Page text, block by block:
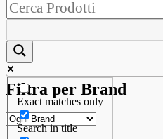
Exact matches only
Search in title
Filtra per Brand